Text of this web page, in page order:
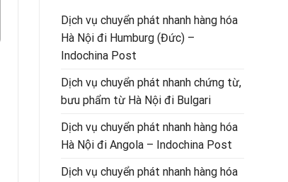
Dịch vụ chuyển phát nhanh hàng hóa
Hà Nội đi Humburg (Đức) –
Indochina Post
Dịch vụ chuyển phát nhanh chứng từ,
bưu phẩm từ Hà Nội đi Bulgari
Dịch vụ chuyển phát nhanh hàng hóa
Hà Nội đi Angola – Indochina Post
Dịch vụ chuyển phát nhanh hàng hóa